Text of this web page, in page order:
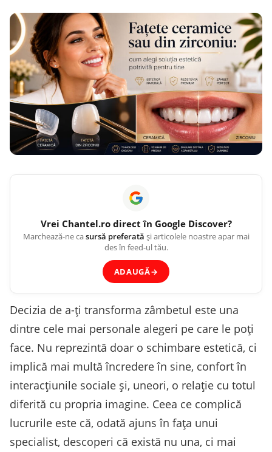
Vrei Chantel.rodirect în Google Discover?
Marchează-ne casursă preferată și articolele noastre apar mai
des în feed-ul tău.
ADAUGĂ→
Decizia de a-ți transforma zâmbetul este una
dintre cele mai personale alegeri pe care le poți
face. Nu reprezintă doar o schimbare estetică, ci
implică mai multă încredere în sine, confort în
interacțiunile sociale și, uneori, o relație cu totul
diferită cu propria imagine. Ceea ce complică
lucrurile este că, odată ajuns în fața unui
specialist, descoperi că există nu una, ci mai